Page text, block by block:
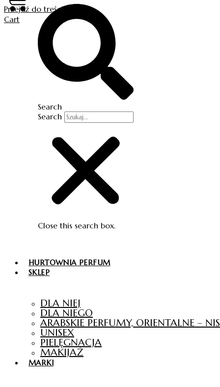
Przejdź do treści
HURTOWNIA PERFUM
SKLEP
DLA NIEJ
DLA NIEGO
ARABSKIE PERFUMY, ORIENTALNE –
UNISEX
PIELĘGNACJA
MAKIJAŻ
MARKI
Search
Search
Close this search box.
Cart